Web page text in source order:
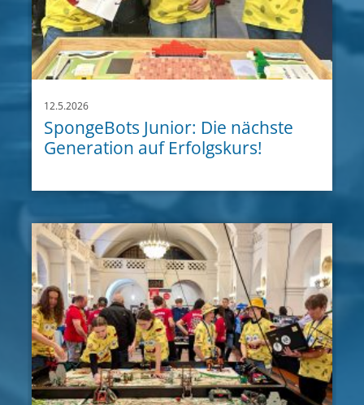
12.5.2026
SpongeBots Junior: Die nächste
Generation auf Erfolgskurs!